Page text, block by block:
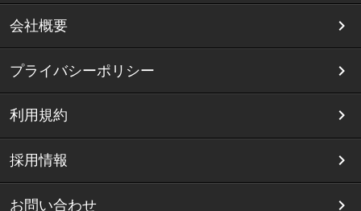
会社概要
プライバシーポリシー
利用規約
採用情報
お問い合わせ